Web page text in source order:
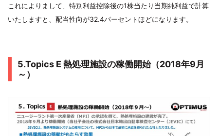
これによりまして、特別利益控除後の1株当たり当期純利益で計算
いたしますと、配当性向が32.4パーセントほどになります。
5.Topics E 熱処理施設の稼働開始（2018年9月
～）